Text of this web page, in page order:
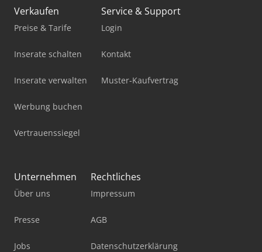
Verkaufen
Preise & Tarife
Inserate schalten
Inserate verwalten
Werbung buchen
Vertrauenssiegel
Service & Support
Login
Kontakt
Muster-Kaufvertrag
Unternehmen
Über uns
Presse
Jobs
Rechtliches
Impressum
AGB
Datenschutzerklärung